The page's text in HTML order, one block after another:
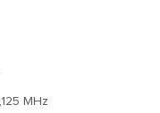
MHz